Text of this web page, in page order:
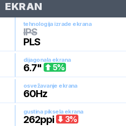
EKRAN
tehnologija izrade ekrana
IPS
PLS
dijagonala ekrana
6.7" 5%
osvežavanje ekrana
60Hz
gustina piksela ekrana
262ppi 3%